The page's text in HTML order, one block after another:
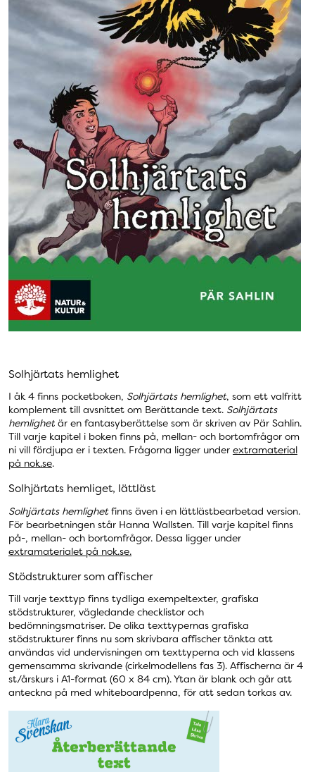
Solhjärtats hemlighet
I åk 4 finns pocketboken, Solhjärtats hemlighet, som ett valfritt
komplement till avsnittet om Berättande text. Solhjärtats
hemlighet är en fantasyberättelse som är skriven av Pär Sahlin.
Till varje kapitel i boken finns på, mellan- och bortomfrågor om
ni vill fördjupa er i texten. Frågorna ligger under extramaterial
på nok.se.
Solhjärtats hemliget, lättläst
Solhjärtats hemlighetfinns även i en lättlästbearbetad version.
För bearbetningen står Hanna Wallsten. Till varje kapitel finns
på-, mellan- och bortomfrågor. Dessa ligger under
extramaterialet på nok.se.
Stödstrukturer som affischer
Till varje texttyp finns tydliga exempeltexter, grafiska
stödstrukturer, vägledande checklistor och
bedömningsmatriser. De olika texttypernas grafiska
stödstrukturer finns nu som skrivbara affischer tänkta att
användas vid undervisningen om texttyperna och vid klassens
gemensamma skrivande (cirkelmodellens fas 3). Affischerna är 4
st/årskurs i A1-format (60 x 84 cm). Ytan är blank och går att
anteckna på med whiteboardpenna, för att sedan torkas av.